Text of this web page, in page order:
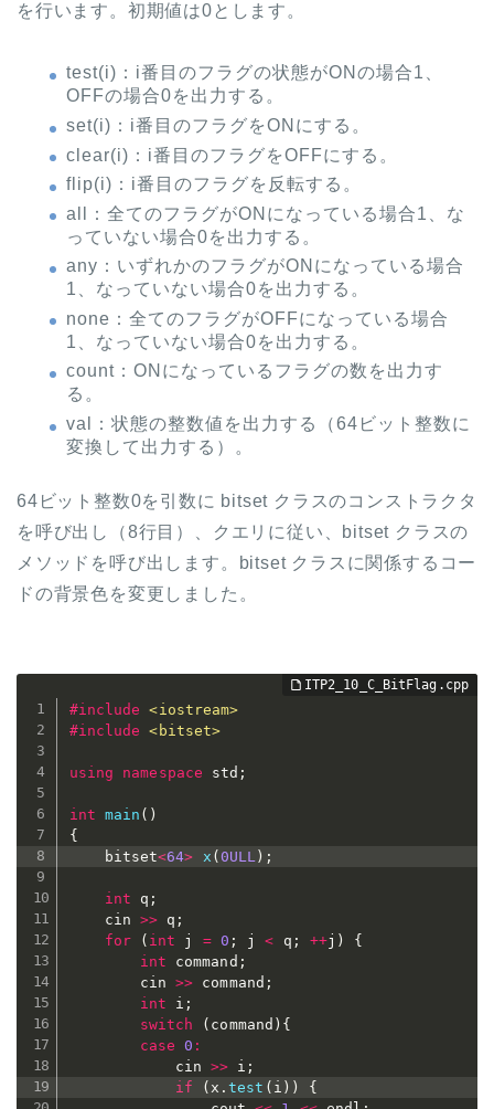
を行います。初期値は0とします。
test(i)：i番目のフラグの状態がONの場合1、
OFFの場合0を出力する。
set(i)：i番目のフラグをONにする。
clear(i)：i番目のフラグをOFFにする。
flip(i)：i番目のフラグを反転する。
all：全てのフラグがONになっている場合1、な
っていない場合0を出力する。
any：いずれかのフラグがONになっている場合
1、なっていない場合0を出力する。
none：全てのフラグがOFFになっている場合
1、なっていない場合0を出力する。
count：ONになっているフラグの数を出力す
る。
val：状態の整数値を出力する（64ビット整数に
変換して出力する）。
64ビット整数0を引数に bitset クラスのコンストラクタ
を呼び出し（8行目）、クエリに従い、bitset クラスの
メソッドを呼び出します。bitset クラスに関係するコー
ドの背景色を変更しました。
#include
<iostream>
#include <bitset>
using namespace std ;
int main ( )
{
	bitset
<64> x ( 0ULL ) ;
int q ;
	cin
>> q ;
for
( int j = 0 ; j < q ; ++j )
{
int command ;
		cin
>> command ;
int i ;
switch
( command ) {
case
0 :
			cin
>> i ;
if
( x .test ( i ) )
{